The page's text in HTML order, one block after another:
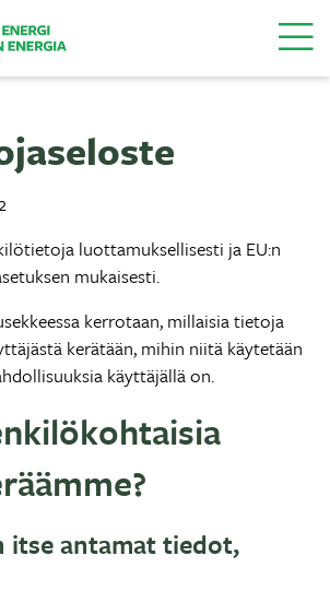
luottamuksellisesti ja EU:n
mukaisesti.
kerrotaan, millaisia tietoja
kerätään, mihin niitä käytetään
käyttäjällä on.
itse antamat tiedot,